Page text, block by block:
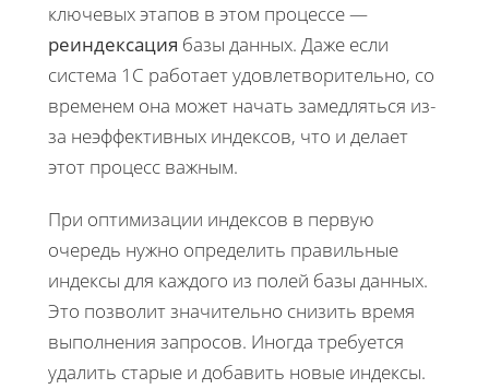
ключевых этапов в этом процессе —
реиндексация базы данных. Даже если
система 1С работает удовлетворительно, со
временем она может начать замедляться из-
за неэффективных индексов, что и делает
этот процесс важным.
При оптимизации индексов в первую
очередь нужно определить правильные
индексы для каждого из полей базы данных.
Это позволит значительно снизить время
выполнения запросов. Иногда требуется
удалить старые и добавить новые индексы.